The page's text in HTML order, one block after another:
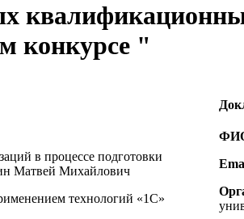
конкурсе "
в процессе подготовки
Матвей Михайлович
технологий «1С»